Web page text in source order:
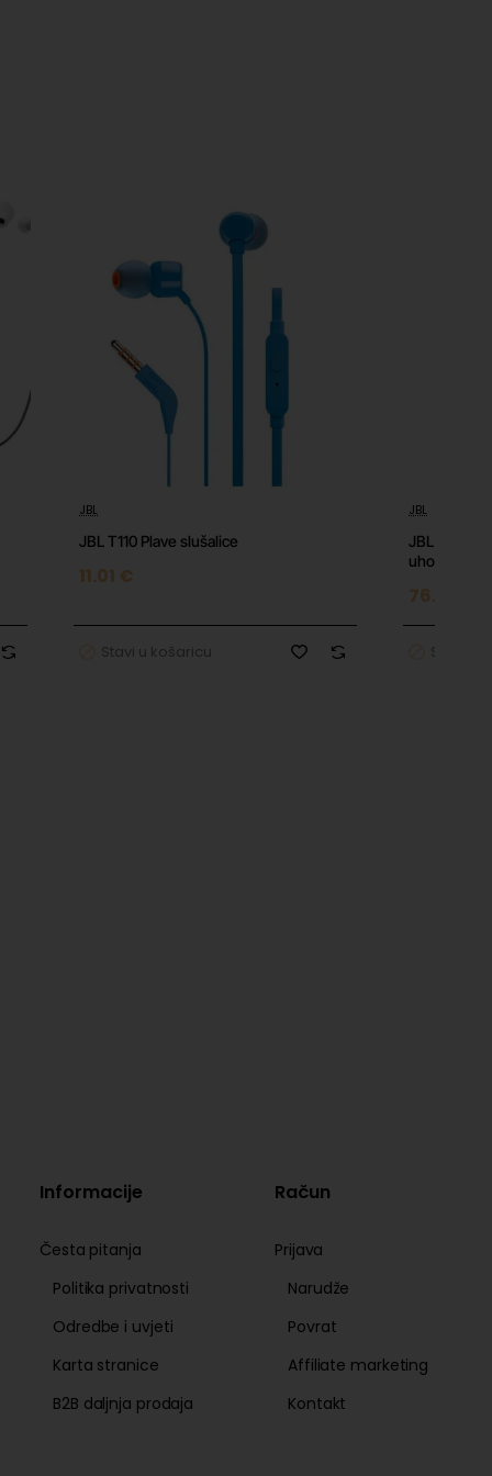
JBL
JBL T110 Plave slušalice
11.01 €
Stavi u košaricu
JBL
JBL 720BT
uho - bijele
76.30 €
Stavi u
Informacije
Česta pitanja
Politika privatnosti
Odredbe i uvjeti
Karta stranice
B2B daljnja prodaja
Račun
Prijava
Narudže
Povrat
Affiliate marketing
Kontakt